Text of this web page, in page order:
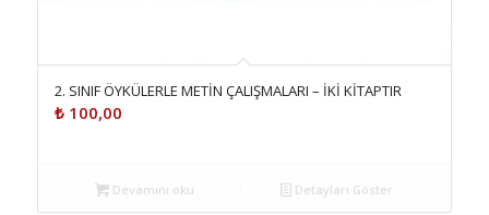
2. SINIF ÖYKÜLERLE METİN ÇALIŞMALARI – İKİ KİTAPTIR
₺100,00
Devamını oku Detayları Göster